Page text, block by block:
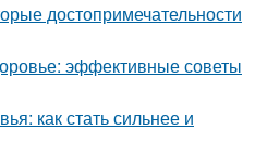
достопримечательности
эффективные советы
как стать сильнее и